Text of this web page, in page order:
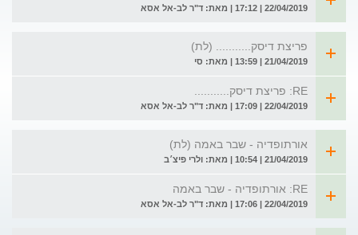
22/04/2019 | 17:12 | מאת: ד"ר לב-אל אסא
פריצת דיסק........... (לת)
21/04/2019 | 13:59 | מאת: סי
RE: פריצת דיסק...........
22/04/2019 | 17:09 | מאת: ד"ר לב-אל אסא
אורתופדיה - שבר באמה (לת)
21/04/2019 | 10:54 | מאת: ולרי פיצ׳ב
RE: אורתופדיה - שבר באמה
22/04/2019 | 17:06 | מאת: ד"ר לב-אל אסא